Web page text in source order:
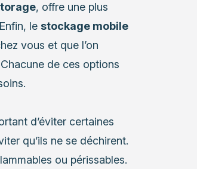
, offre une plus
le stockage mobile
vous et que l’on
de ces options
d’éviter certaines
qu’ils ne se déchirent.
ou périssables.